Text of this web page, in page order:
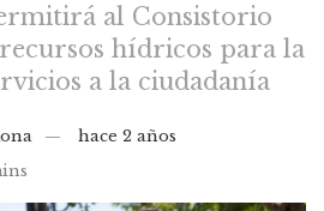
al Consistorio
hídricos para la
a la ciudadanía
hace 2 años